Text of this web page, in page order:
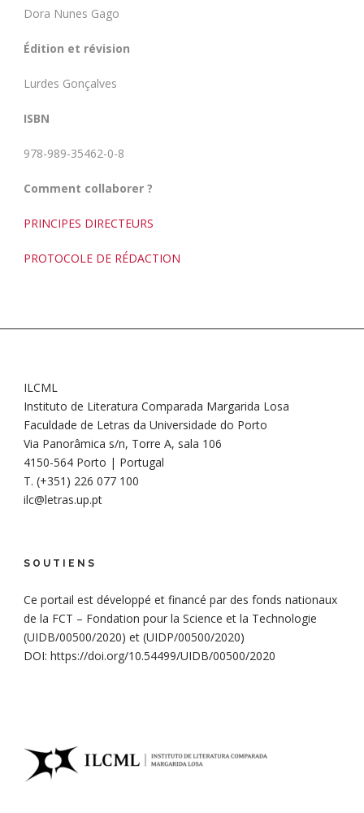
Dora Nunes Gago
Édition et révision
Lurdes Gonçalves
ISBN
978-989-35462-0-8
Comment collaborer ?
PRINCIPES DIRECTEURS
PROTOCOLE DE RÉDACTION
ILCML
Instituto de Literatura Comparada Margarida Losa
Faculdade de Letras da Universidade do Porto
Via Panorâmica s/n, Torre A, sala 106
4150-564 Porto | Portugal
T. (+351) 226 077 100
ilc@letras.up.pt
SOUTIENS
Ce portail est développé et financé par des fonds nationaux
de la FCT – Fondation pour la Science et la Technologie
(UIDB/00500/2020) et (UIDP/00500/2020)
DOI: https://doi.org/10.54499/UIDB/00500/2020